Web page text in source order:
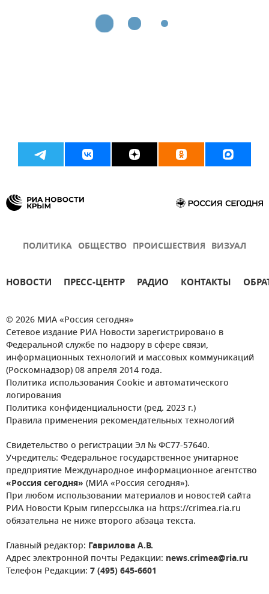
ПОЛИТИКА ОБЩЕСТВО ПРОИСШЕСТВИЯ ВИЗУАЛ
НОВОСТИ ПРЕСС-ЦЕНТР РАДИО КОНТАКТЫ
© 2026 МИА «Россия сегодня»
Сетевое издание РИА Новости зарегистрировано в
Федеральной службе по надзору в сфере связи,
информационных технологий и массовых коммуникаций
(Роскомнадзор) 08 апреля 2014 года.
Политика использования Cookie и автоматического
логирования
Политика конфиденциальности (ред. 2023 г.)
Правила применения рекомендательных технологий
Свидетельство о регистрации Эл № ФС77-57640.
Учредитель: Федеральное государственное унитарное
предприятие Международное информационное агентство
«Россия сегодня» (МИА «Россия сегодня»).
При любом использовании материалов и новостей сайта
РИА Новости Крым гиперссылка на https://crimea.ria.ru
обязательна не ниже второго абзаца текста.
Главный редактор: Гаврилова А.В.
Адрес электронной почты Редакции: news.crimea@ria.ru
Телефон Редакции: 7 (495) 645-6601